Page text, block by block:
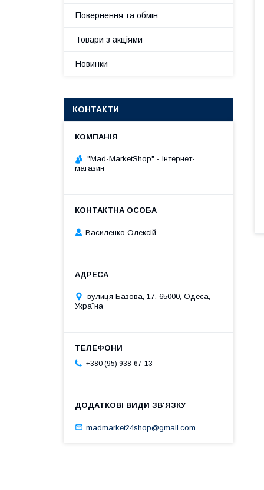
Повернення та обмін
Товари з акціями
Новинки
КОНТАКТИ
"Mad-MarketShop" - інтернет-
магазин
Василенко Олексій
вулиця Базова, 17, 65000, Одеса,
Україна
+380 (95) 938-67-13
madmarket24shop@gmail.com